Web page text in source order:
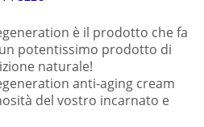
è il prodotto che fa
potentissimo prodotto di
naturale!
anti-aging cream
del vostro incarnato e